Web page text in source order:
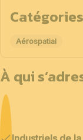
Catégories
Aérospatial
À qui